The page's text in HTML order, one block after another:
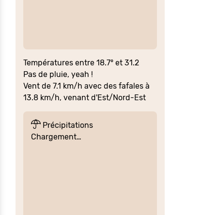
Températures entre 18.7° et 31.2
Pas de pluie, yeah !
Vent de 7.1 km/h avec des fafales à
13.8 km/h, venant d'Est/Nord-Est
Précipitations
Chargement…